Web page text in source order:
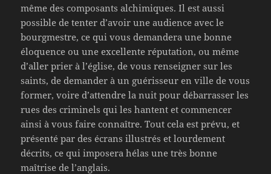
même des composants alchimiques. Il est aussi
possible de tenter d’avoir une audience avec le
bourgmestre, ce qui vous demandera une bonne
éloquence ou une excellente réputation, ou même
d’aller prier à l’église, de vous renseigner sur les
saints, de demander à un guérisseur en ville de vous
former, voire d’attendre la nuit pour débarrasser les
rues des criminels qui les hantent et commencer
ainsi à vous faire connaître. Tout cela est prévu, et
présenté par des écrans illustrés et lourdement
décrits, ce qui imposera hélas une très bonne
maîtrise de l’anglais.